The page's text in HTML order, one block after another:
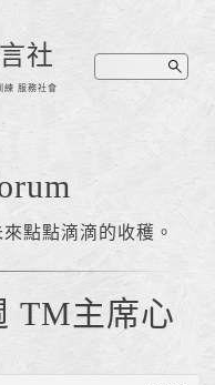
社
練 服務社會
點點滴滴的收穫。
TM主席心